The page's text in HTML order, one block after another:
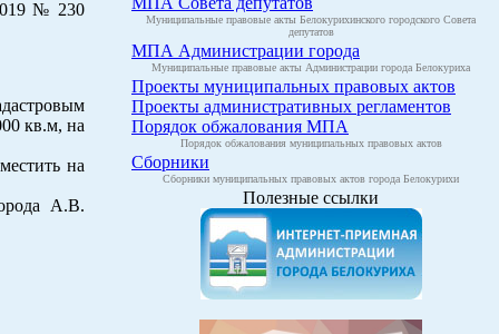
№ 230
кв.м, на
на
А.В.
Муниципальные правовые акты Белокурихинского городского Совета
депутатов
МПА Администрации города
Муниципальные правовые акты Администрации города Белокуриха
Проекты муниципальных правовых актов
Проекты административных регламентов
Порядок обжалования МПА
Порядок обжалования муниципальных правовых актов
Сборники
Сборники муниципальных правовых актов города Белокурихи
Полезные ссылки